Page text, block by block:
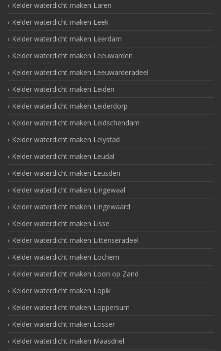
Kelder waterdicht maken Laren
Kelder waterdicht maken Leek
Kelder waterdicht maken Leerdam
Kelder waterdicht maken Leeuwarden
Kelder waterdicht maken Leeuwarderadeel
Kelder waterdicht maken Leiden
Kelder waterdicht maken Leiderdorp
Kelder waterdicht maken Leidschendam
Kelder waterdicht maken Lelystad
Kelder waterdicht maken Leudal
Kelder waterdicht maken Leusden
Kelder waterdicht maken Lingewaal
Kelder waterdicht maken Lingewaard
Kelder waterdicht maken Lisse
Kelder waterdicht maken Littenseradeel
Kelder waterdicht maken Lochem
Kelder waterdicht maken Loon op Zand
Kelder waterdicht maken Lopik
Kelder waterdicht maken Loppersum
Kelder waterdicht maken Losser
Kelder waterdicht maken Maasdriel